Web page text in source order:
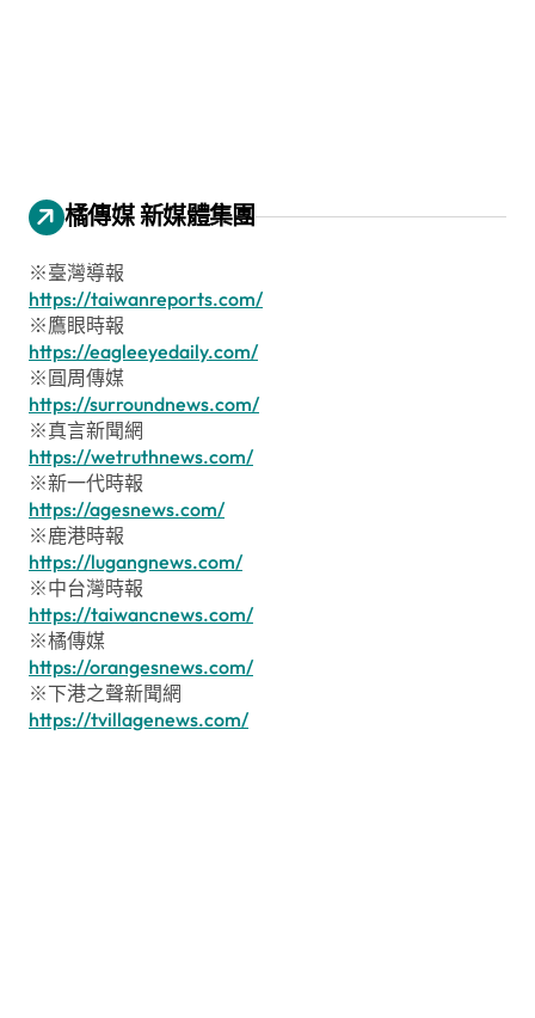
橘傳媒 新媒體集團
※臺灣導報
https://taiwanreports.com/
※鷹眼時報
https://eagleeyedaily.com/
※圓周傳媒
https://surroundnews.com/
※真言新聞網
https://wetruthnews.com/
※新一代時報
https://agesnews.com/
※鹿港時報
https://lugangnews.com/
※中台灣時報
https://taiwancnews.com/
※橘傳媒
https://orangesnews.com/
※下港之聲新聞網
https://tvillagenews.com/